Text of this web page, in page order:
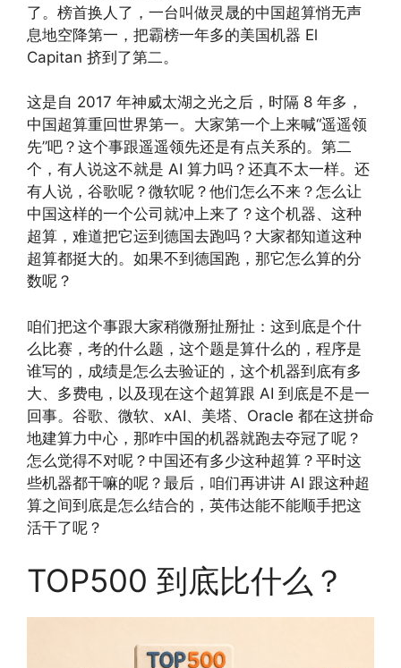
了。榜首换人了，一台叫做灵晟的中国超算悄无声
息地空降第一，把霸榜一年多的美国机器 El
Capitan 挤到了第二。
这是自 2017 年神威太湖之光之后，时隔 8 年多，
中国超算重回世界第一。大家第一个上来喊“遥遥领
先”吧？这个事跟遥遥领先还是有点关系的。第二
个，有人说这不就是 AI 算力吗？还真不太一样。还
有人说，谷歌呢？微软呢？他们怎么不来？怎么让
中国这样的一个公司就冲上来了？这个机器、这种
超算，难道把它运到德国去跑吗？大家都知道这种
超算都挺大的。如果不到德国跑，那它怎么算的分
数呢？
咱们把这个事跟大家稍微掰扯掰扯：这到底是个什
么比赛，考的什么题，这个题是算什么的，程序是
谁写的，成绩是怎么去验证的，这个机器到底有多
大、多费电，以及现在这个超算跟 AI 到底是不是一
回事。谷歌、微软、xAI、美塔、Oracle 都在这拼命
地建算力中心，那咋中国的机器就跑去夺冠了呢？
怎么觉得不对呢？中国还有多少这种超算？平时这
些机器都干嘛的呢？最后，咱们再讲讲 AI 跟这种超
算之间到底是怎么结合的，英伟达能不能顺手把这
活干了呢？
TOP500 到底比什么？